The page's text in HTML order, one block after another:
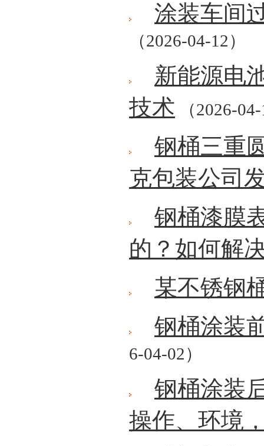
涂装车间
（2026-04-12）
新能源电
技术 （2026-
钢桶三重
克包装公司
钢桶漆膜
的？如何解
某不锈钢
钢桶涂装
6-04-02）
钢桶涂装
操作、环境